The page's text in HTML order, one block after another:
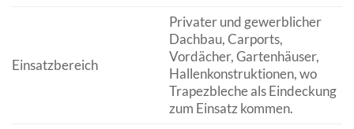
Einsatzbereich
Privater und gewerblicher
Dachbau, Carports,
Vordächer, Gartenhäuser,
Hallenkonstruktionen, wo
Trapezbleche als Eindeckung
zum Einsatz kommen.